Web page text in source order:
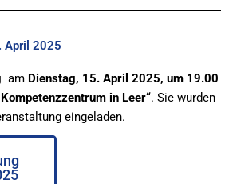
April 2025
am Dienstag, 15. April 2025, um 19.00
in Leer“. Sie wurden
eingeladen.